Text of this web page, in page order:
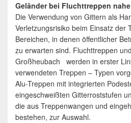
Geländer bei Fluchttreppen
Die Verwendung von Gittern als
Verletzungsrisiko beim Einsatz der
Bereichen, in denen öffentlicher
zu erwarten sind. Fluchttreppen
Großheubach werden in erster
verwendeten Treppen – Typen
Alu-Treppen mit integrierten
eingeschweißten Gitterroststufen
die aus Treppenwangen und
bestehen, zur Auswahl.